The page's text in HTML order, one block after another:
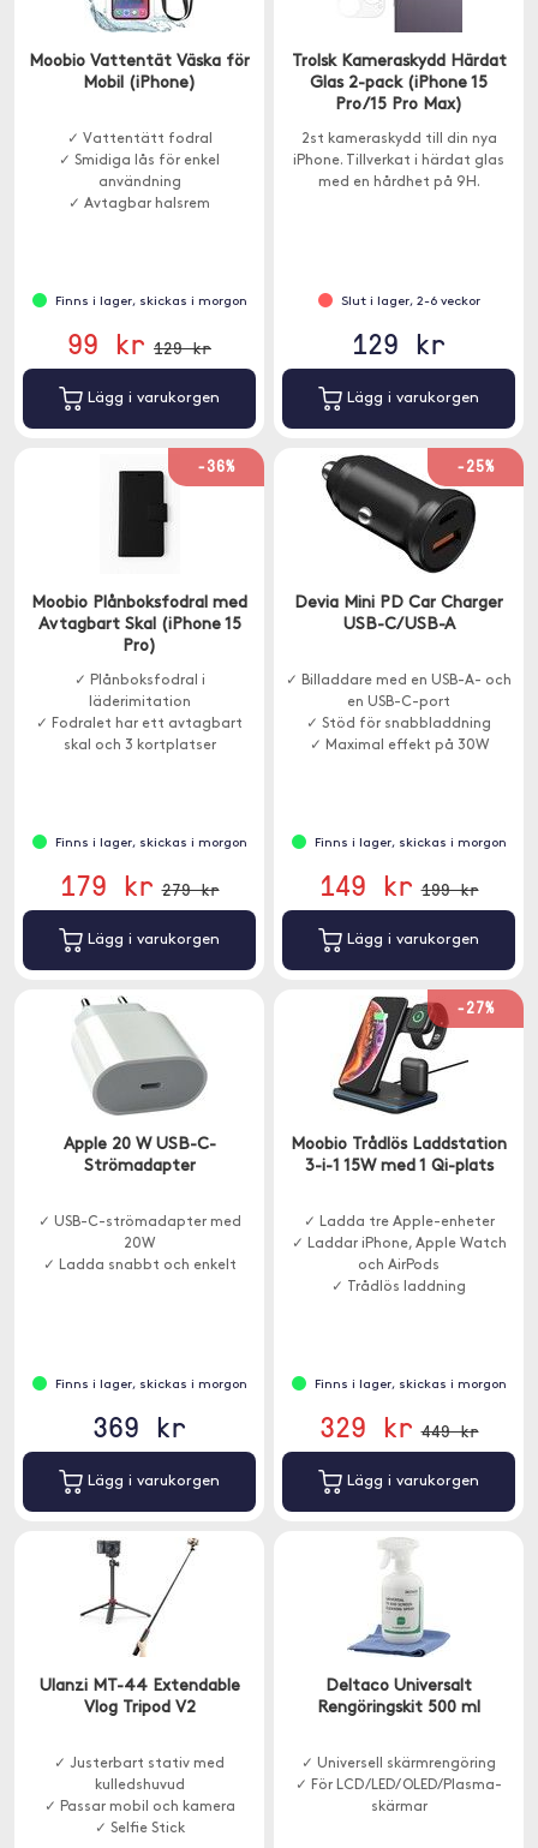
Moobio Vattentät Väska för
Mobil (iPhone)
✓ Vattentätt fodral
✓ Smidiga lås för enkel
användning
✓ Avtagbar halsrem
Finns i lager, skickas i morgon
99 kr 129 kr
Lägg i varukorgen
Trolsk Kameraskydd Härdat
Glas 2-pack (iPhone 15
Pro/15 Pro Max)
2st kameraskydd till din nya
iPhone. Tillverkat i härdat glas
med en hårdhet på 9H.
Slut i lager, 2-6 veckor
129 kr
Lägg i varukorgen
-36%
Moobio Plånboksfodral med
Avtagbart Skal (iPhone 15
Pro)
✓ Plånboksfodral i
läderimitation
✓ Fodralet har ett avtagbart
skal och 3 kortplatser
Finns i lager, skickas i morgon
179 kr 279 kr
Lägg i varukorgen
-25%
Devia Mini PD Car Charger
USB-C/USB-A
✓ Billaddare med en USB-A- och
en USB-C-port
✓ Stöd för snabbladdning
✓ Maximal effekt på 30W
Finns i lager, skickas i morgon
149 kr 199 kr
Lägg i varukorgen
Apple 20 W USB-C-
Strömadapter
✓ USB-C-strömadapter med
20W
✓ Ladda snabbt och enkelt
Finns i lager, skickas i morgon
369 kr
Lägg i varukorgen
-27%
Moobio Trådlös Laddstation
3-i-1 15W med 1 Qi-plats
✓ Ladda tre Apple-enheter
✓ Laddar iPhone, Apple Watch
och AirPods
✓ Trådlös laddning
Finns i lager, skickas i morgon
329 kr 449 kr
Lägg i varukorgen
Ulanzi MT-44 Extendable
Vlog Tripod V2
✓ Justerbart stativ med
kulledshuvud
✓ Passar mobil och kamera
✓ Selfie Stick
Deltaco Universalt
Rengöringskit 500 ml
✓ Universell skärmrengöring
✓ För LCD /LED/ OLED/Plasma-
skärmar